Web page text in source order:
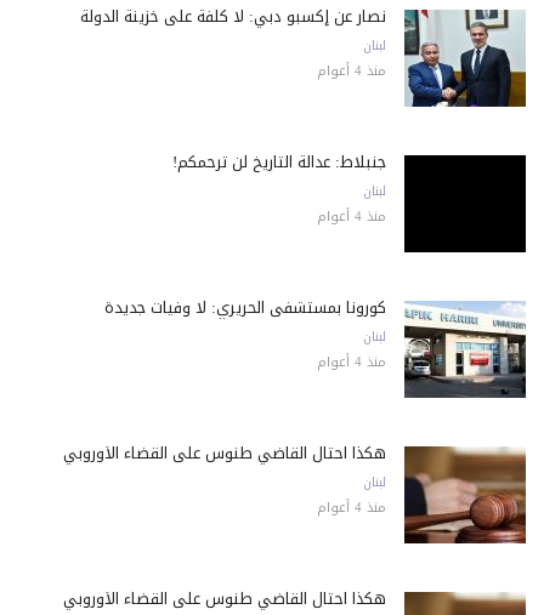
نصار عن إكسبو دبي: لا كلفة على خزينة الدولة
لبنان
منذ 4 أعوام
جنبلاط: عدالة التاريخ لن ترحمكم!
لبنان
منذ 4 أعوام
كورونا بمستشفى الحريري: لا وفيات جديدة
لبنان
منذ 4 أعوام
هكذا احتال القاضي طنوس على القضاء الأوروبي
لبنان
منذ 4 أعوام
هكذا احتال القاضي طنوس على القضاء الأوروبي